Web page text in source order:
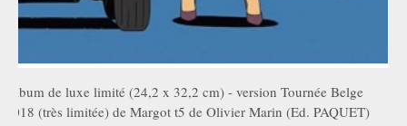
Album de luxe limité (24,2 x 32,2 cm) - version Tournée Belge
2018 (très limitée) de Margot t5 de Olivier Marin (Ed. PAQUET)